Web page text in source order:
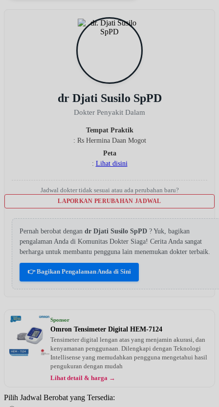
dr Djati Susilo SpPD
Dokter Penyakit Dalam
Tempat Praktik
: Rs Hermina Daan Mogot
Peta
: Lihat disini
Jadwal dokter tidak sesuai atau ada perubahan baru?
LAPORKAN PERUBAHAN JADWAL
Pernah berobat dengan dr Djati Susilo SpPD ? Yuk, bagikan
pengalaman Anda di Komunitas Dokter Siaga! Cerita Anda sangat
berharga untuk membantu pengguna lain menemukan dokter terbaik.
👉 Bagikan Pengalaman Anda di Sini
Sponsor
Omron Tensimeter Digital HEM-7124
Tensimeter digital lengan atas yang menjamin akurasi, dan
kenyamanan penggunaan. Dilengkapi dengan Teknologi
Intellisense yang memudahkan pengguna mengetahui hasil
pengukuran dengan mudah
Lihat detail & harga →
Pilih Jadwal Berobat yang Tersedia: